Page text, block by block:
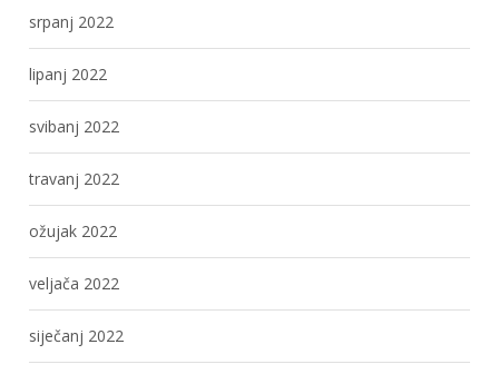
srpanj 2022
lipanj 2022
svibanj 2022
travanj 2022
ožujak 2022
veljača 2022
siječanj 2022